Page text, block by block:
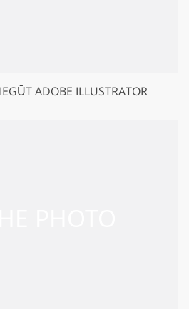
ADOBE ILLUSTRATOR